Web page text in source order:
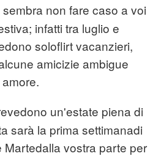
sembra non fare caso a voi
infatti tra luglio e
soloflirt vacanzieri,
amicizie ambigue
un'estate piena di
sarà la prima settimanadi
Martedalla vostra parte per